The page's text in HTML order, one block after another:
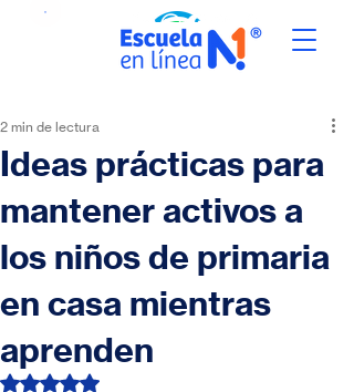
Ideas prácticas para
mantener activos a
los niños de primaria
en casa mientras
aprenden
2 min de lectura
Obtuvo NaN de 5 estrellas.